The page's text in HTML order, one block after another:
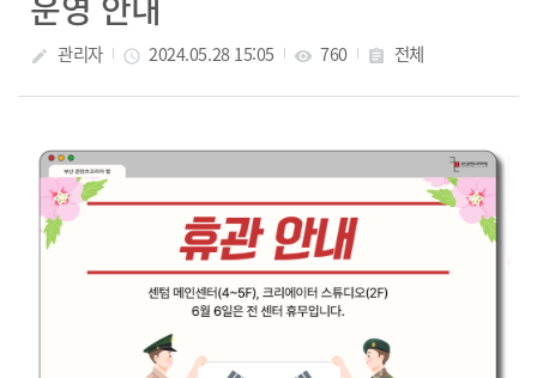
create 관리자 access_time 2024.05.28 15:05 visibility 760 assignment 전체